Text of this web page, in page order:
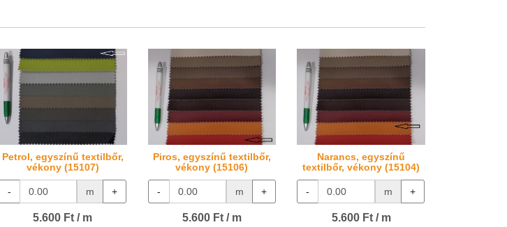
Petrol, egyszínű textilbőr,
vékony (15107)
- m +
5.600 Ft / m
Piros, egyszínű textilbőr,
vékony (15106)
- m +
5.600 Ft / m
Narancs, egyszínű
textilbőr, vékony (15104)
- m +
5.600 Ft / m